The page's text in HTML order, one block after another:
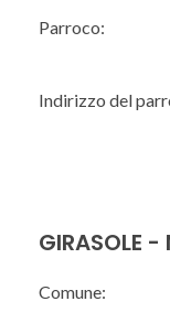
Parroco:
Indirizzo del
GIRASOLE
Comune: